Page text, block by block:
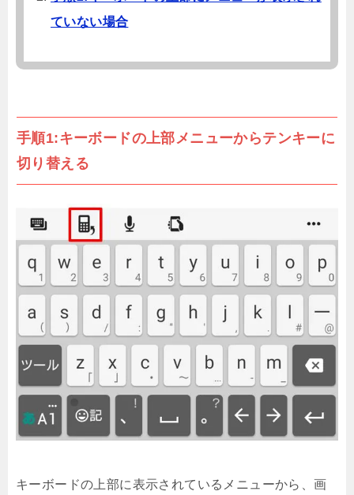
テレビにHDMI端子が1つしかない!足りな
い端子を増やす方法
iPadアプリが削除できない3つの原因と削
除方法【バツが出ない】
【初めての格安SIMを選ぶなら】LINEモバ
イルを使ってスマホの通信料金を節約しよ
新型iPhone15新色カラーはレッド？カラ
完全無料のAndroidアプリ「Yahoo!乗換案
内」がおすすめな2つの理由
スマホの速度制限「128kbps」がどのくら
Xperia XZを車に接続して自動で音楽を流
ていない場合
手順1:キーボードの上部メニューからテンキーに
切り替える
キーボードの上部に表示されているメニューから、画